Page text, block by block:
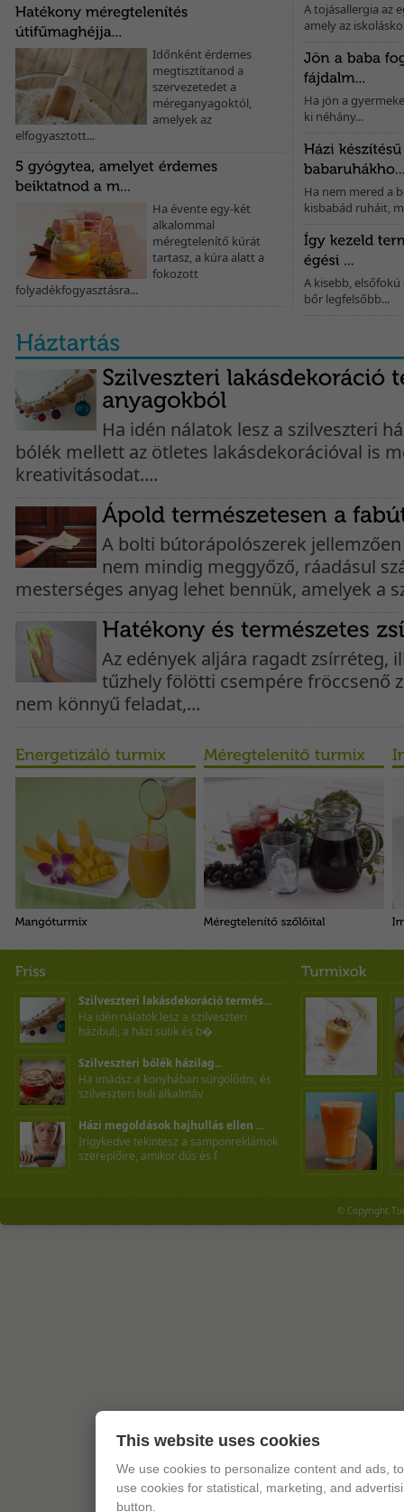
Időnként érdemes
megtisztítanod a
szervezetedet a
méreganyagoktól,
amelyek az
elfogyasztott...
Ha évente egy-két
alkalommal
méregtelenítő kúrát
tartasz, a kúra alatt a
fokozott
folyadékfogyasztásra...
A tojásallergia az
amely az
Ha jön a
ki néhány...
Ha nem mered a
kisbabád ruháit,
A kisebb, elsőfokú
bőr legfelsőbb...
Ha idén nálatok lesz a szilveszteri
bólék mellett az ötletes lakásdekorációval is
kreativitásodat....
A bolti bútorápolószerek
nem mindig meggyőző, ráadásul
mesterséges anyag lehet bennük, amelyek a
Az edények aljára ragadt zsírréteg,
tűzhely fölötti csempére fröccsenő
nem könnyű feladat,...
Szilveszteri lakásdekoráció termés...
Ha idén nálatok lesz a szilveszteri
házibuli, a házi sütik és b�
Szilveszteri bólék házilag...
Ha imádsz a konyhában sürgölődni, és
szilveszteri buli alkalmáv
Házi megoldások hajhullás ellen ...
Irigykedve tekintesz a samponreklámok
szereplőire, amikor dús és f
© Copyright
This website uses cookies
We use cookies to personalize content and ads,
use cookies for statistical, marketing, and
button.